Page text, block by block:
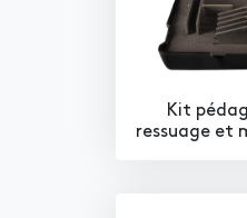
Kit
ressuage et